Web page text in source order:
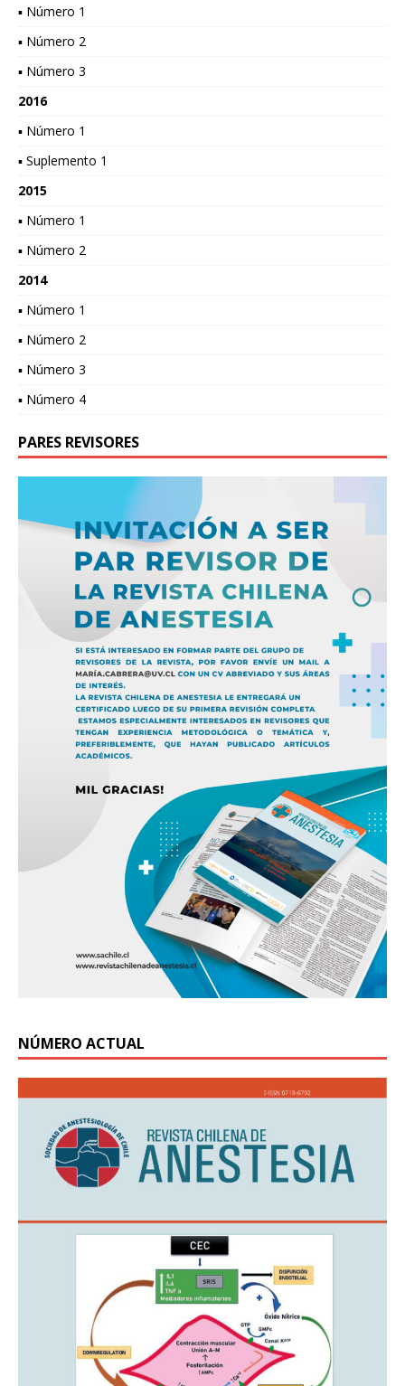
▪ Número 1
▪ Número 2
▪ Número 3
2016
▪ Número 1
▪ Suplemento 1
2015
▪ Número 1
▪ Número 2
2014
▪ Número 1
▪ Número 2
▪ Número 3
▪ Número 4
PARES REVISORES
NÚMERO ACTUAL